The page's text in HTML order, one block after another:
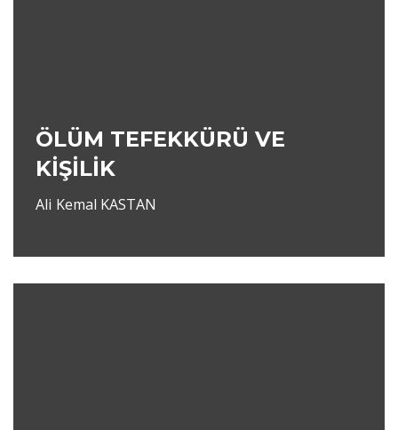
ÖLÜM TEFEKKÜRÜ VE
KİŞİLİK
Ali Kemal KASTAN